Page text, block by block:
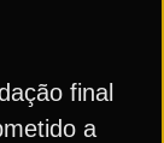
final
a